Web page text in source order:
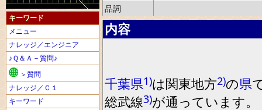
キーワード
メニュー
ナレッジ／エンジニア
♪Ｑ＆Ａ－質問♪
＞質問
ナレッジ／Ｃ１
キーワード
品詞
内容
千葉県1)は関東地方2)の県
総武線3)が通っています。